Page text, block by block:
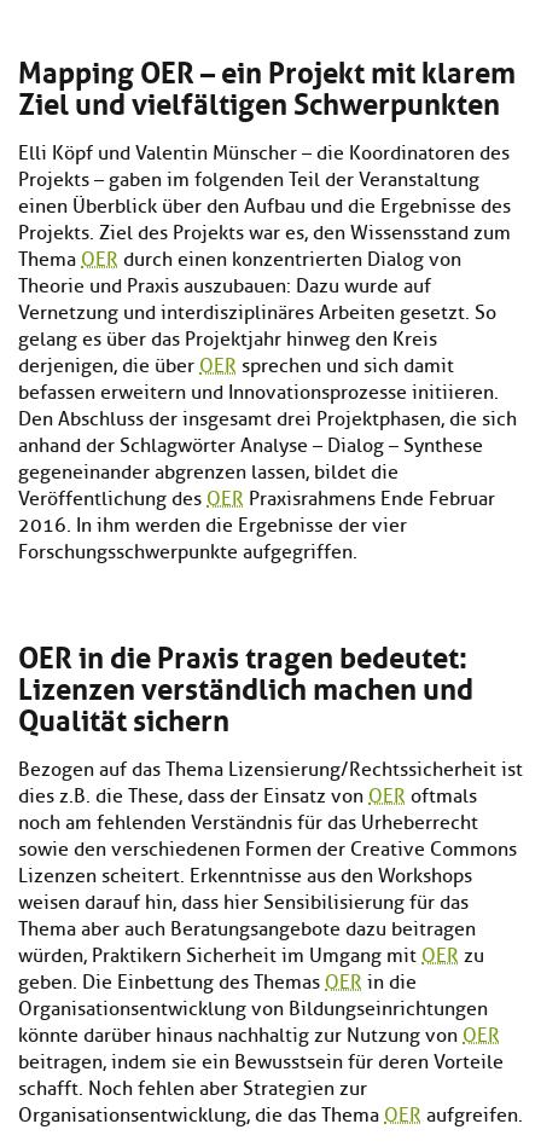
Mapping OER – ein Projekt mit klarem
Ziel und vielfältigen Schwerpunkten
Elli Köpf und Valentin Münscher – die Koordinatoren des
Projekts – gaben im folgenden Teil der Veranstaltung
einen Überblick über den Aufbau und die Ergebnisse des
Projekts. Ziel des Projekts war es, den Wissensstand zum
Thema OER durch einen konzentrierten Dialog von
Theorie und Praxis auszubauen: Dazu wurde auf
Vernetzung und interdisziplinäres Arbeiten gesetzt. So
gelang es über das Projektjahr hinweg den Kreis
derjenigen, die über OER sprechen und sich damit
befassen erweitern und Innovationsprozesse initiieren.
Den Abschluss der insgesamt drei Projektphasen, die sich
anhand der Schlagwörter Analyse – Dialog – Synthese
gegeneinander abgrenzen lassen, bildet die
Veröffentlichung des OER Praxisrahmens Ende Februar
2016. In ihm werden die Ergebnisse der vier
Forschungsschwerpunkte aufgegriffen.
OER in die Praxis tragen bedeutet:
Lizenzen verständlich machen und
Qualität sichern
Bezogen auf das Thema Lizensierung/Rechtssicherheit ist
dies z.B. die These, dass der Einsatz von OER oftmals
noch am fehlenden Verständnis für das Urheberrecht
sowie den verschiedenen Formen der Creative Commons
Lizenzen scheitert. Erkenntnisse aus den Workshops
weisen darauf hin, dass hier Sensibilisierung für das
Thema aber auch Beratungsangebote dazu beitragen
würden, Praktikern Sicherheit im Umgang mit OER zu
geben. Die Einbettung des Themas OER in die
Organisationsentwicklung von Bildungseinrichtungen
könnte darüber hinaus nachhaltig zur Nutzung von OER
beitragen, indem sie ein Bewusstsein für deren Vorteile
schafft. Noch fehlen aber Strategien zur
Organisationsentwicklung, die das Thema OER aufgreifen.